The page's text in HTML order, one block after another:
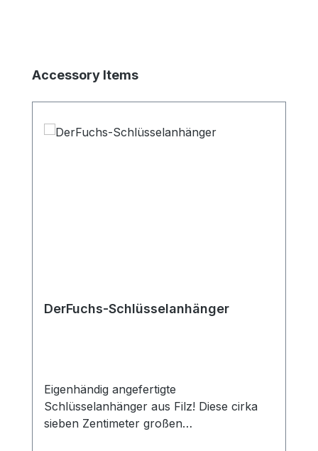
Produktgalerie überspringen
Accessory Items
DerFuchs-Schlüsselanhänger
Eigenhändig angefertigte
Schlüsselanhänger aus Filz! Diese cirka
sieben Zentimeter großen